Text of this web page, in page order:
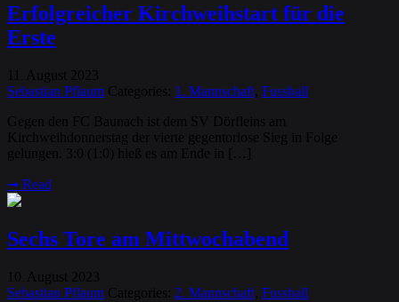
Erfolgreicher Kirchweihstart für die
Erste
August
2023
Sebastian Pflaum Categories: 1. Mannschaft Fussball
Gegen den FC Baunach ist dem SV Dörfleins am
Kirchweihdonnerstag der vierte gegentorlose Sieg in Folge
gelungen. 3:0 (1:0) hieß es am Ende in […]
➞ Read
Sechs Tore am Mittwochabend
10 August
2023
Sebastian Pflaum Categories: 2. Mannschaft Fussball